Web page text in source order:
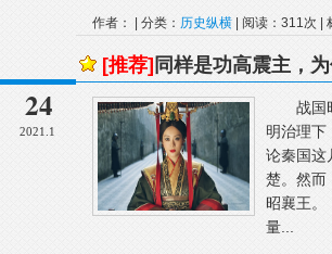
作者： | 分类： 历史纵横 | 阅读：311次 |
24
2021.1
[推荐] 同样是功高震主，
战国时
明治理
论秦国这
楚。然而
昭襄王
量...